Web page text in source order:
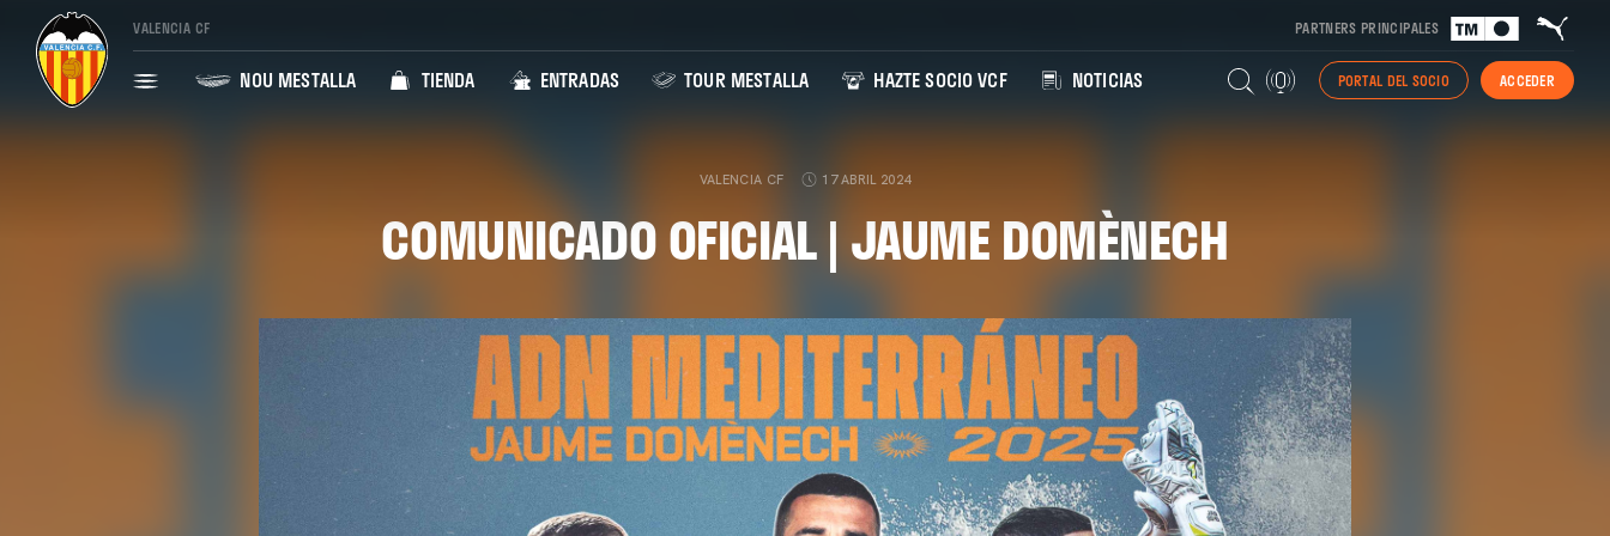
VALENCIA CF PARTNERS PRINCIPALES
NOU MESTALLA TIENDA ENTRADAS TOUR MESTALLA HAZTE SOCIO VCF NOTICIAS PORTAL DEL SOCIO ACCEDER
VALENCIA CF 17 ABRIL 2024
COMUNICADO OFICIAL | JAUME DOMÈNECH